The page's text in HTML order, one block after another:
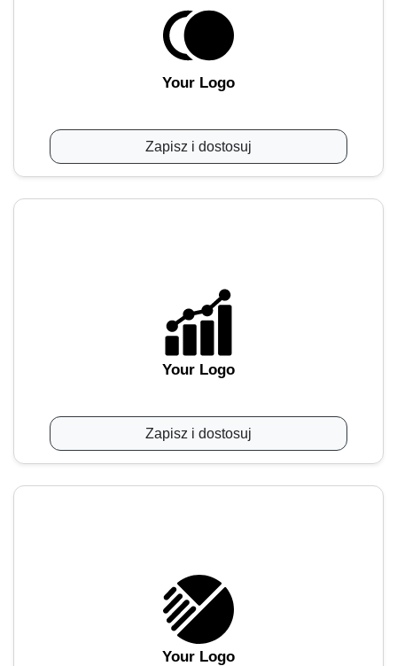
Your Logo
Zapisz i dostosuj
Your Logo
Zapisz i dostosuj
Your Logo